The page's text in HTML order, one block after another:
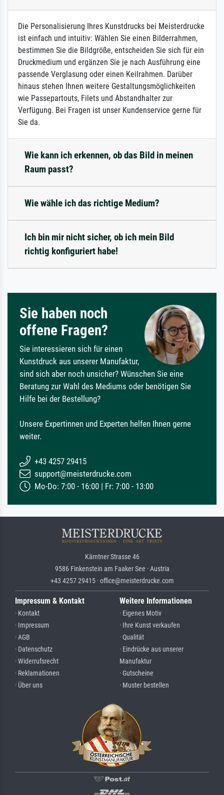
Die Personalisierung Ihres Kunstdrucks bei Meisterdrucke
ist einfach und intuitiv: Wählen Sie einen Bilderrahmen,
bestimmen Sie die Bildgröße, entscheiden Sie sich für ein
Druckmedium und ergänzen Sie je nach Ausführung eine
passende Verglasung oder einen Keilrahmen. Darüber
hinaus stehen Ihnen weitere Gestaltungsmöglichkeiten
wie Passepartouts, Filets und Abstandhalter zur
Verfügung. Bei Fragen ist unser Kundenservice gerne für
Sie da.
Wie kann ich erkennen, ob das Bild in meinen
Raum passt?
Wie wähle ich das richtige Medium?
Ich bin mir nicht sicher, ob ich mein Bild
richtig konfiguriert habe!
Sie haben noch
offene Fragen?
Sie interessieren sich für einen
Kunstdruck aus unserer Manufaktur,
sind sich aber noch unsicher? Wünschen Sie eine
Beratung zur Wahl des Mediums oder benötigen Sie
Hilfe bei der Bestellung?
Unsere Expertinnen und Experten helfen Ihnen gerne
weiter.
+43 4257 29415
support@meisterdrucke.com
Mo-Do: 7:00 - 16:00 | Fr: 7:00 - 13:00
Kärntner Strasse 46
9586 Finkenstein am Faaker See · Austria
+43 4257 29415 · office@meisterdrucke.com
Impressum & Kontakt
· Kontakt
· Impressum
· AGB
· Datenschutz
· Widerrufsrecht
· Reklamationen
· Über uns
Weitere Informationen
· Eigenes Motiv
· Ihre Kunst verkaufen
· Qualität
· Eindrücke aus unserer
Manufaktur
· Gutscheine
· Muster bestellen